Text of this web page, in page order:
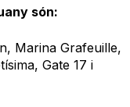
són:
Marina Grafeuille,
Gate 17 i